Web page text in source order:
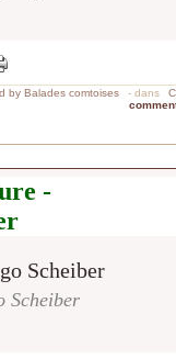
by Balades comtoises - dans
-
Scheiber